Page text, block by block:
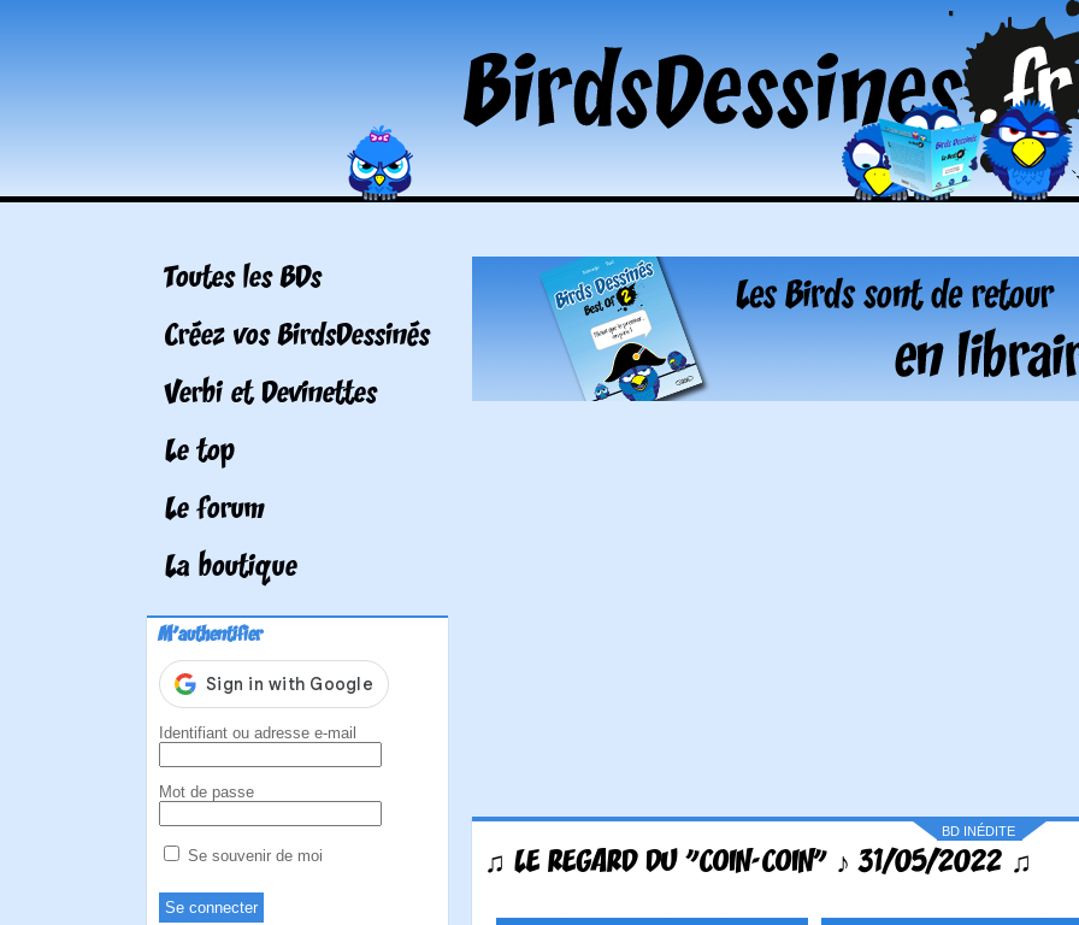
Toutes les BDs
Créez vos BirdsDessinés
Verbi et Devinettes
Le top
Le forum
La boutique
M'authentifier
Identifiant ou adresse e-mail
Mot de passe
Se souvenir de moi
BD INÉDITE
♫ LE REGARD DU "COIN-COIN" ♪ 31/05/2022 ♫